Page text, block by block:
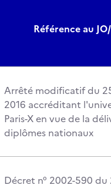
Référence au
Arrêté modificatif du
2016 accréditant
Paris-X en vue de la
diplômes nationaux
Décret n° 2002-590 du